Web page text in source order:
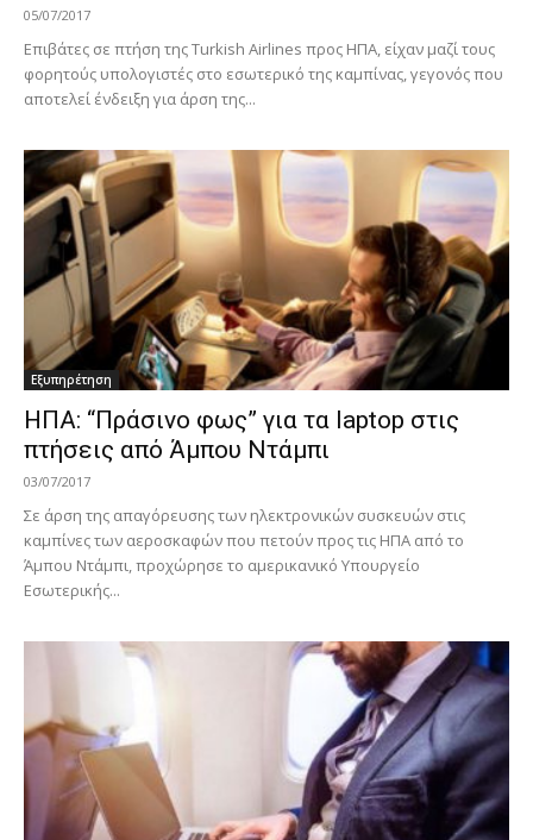
05/07/2017
Επιβάτες σε πτήση της Turkish Airlines προς ΗΠΑ, είχαν μαζί τους
φορητούς υπολογιστές στο εσωτερικό της καμπίνας, γεγονός που
αποτελεί ένδειξη για άρση της...
Εξυπηρέτηση
ΗΠΑ: “Πράσινο φως” για τα laptop στις
πτήσεις από Άμπου Ντάμπι
03/07/2017
Σε άρση της απαγόρευσης των ηλεκτρονικών συσκευών στις
καμπίνες των αεροσκαφών που πετούν προς τις ΗΠΑ από το
Άμπου Ντάμπι, προχώρησε το αμερικανικό Υπουργείο
Εσωτερικής...